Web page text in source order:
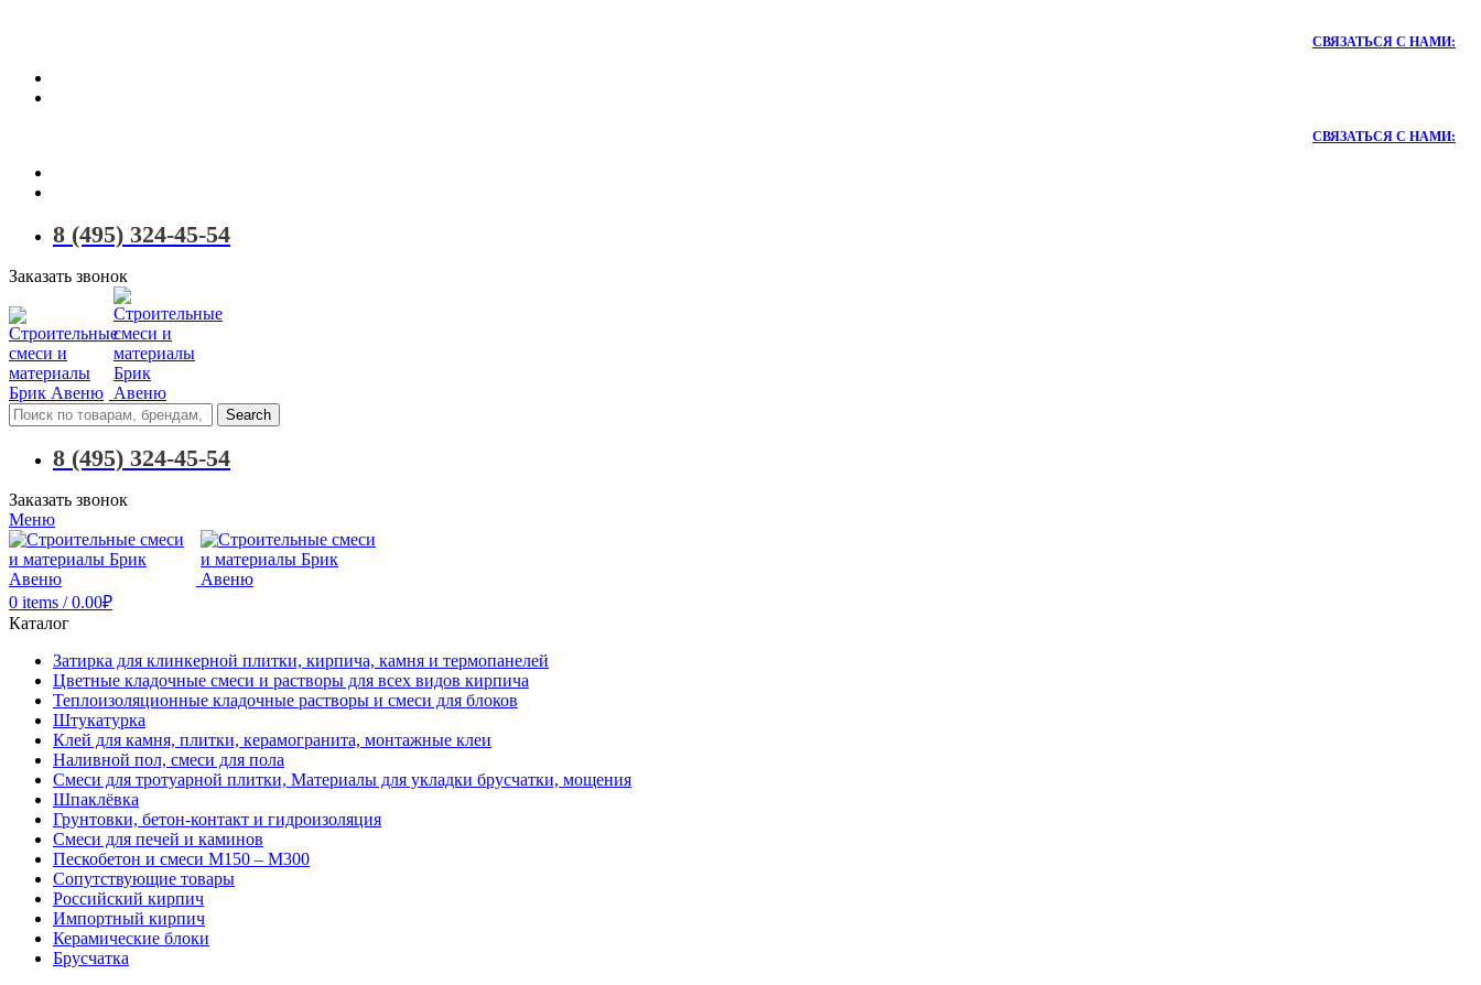
СВЯЗАТЬСЯ С НАМИ:
СВЯЗАТЬСЯ С НАМИ:
8 (495) 324-45-54
Заказать звонок
Search
8 (495) 324-45-54
Заказать звонок
Меню
0 items / 0.00₽
Каталог
Затирка для клинкерной плитки, кирпича, камня и термопанелей
Цветные кладочные смеси и растворы для всех видов кирпича
Теплоизоляционные кладочные растворы и смеси для блоков
Штукатурка
Клей для камня, плитки, керамогранита, монтажные клеи
Наливной пол, смеси для пола
Смеси для тротуарной плитки, Материалы для укладки брусчатки, мощения
Шпаклёвка
Грунтовки, бетон-контакт и гидроизоляция
Смеси для печей и каминов
Пескобетон и смеси М150 – М300
Сопутствующие товары
Российский кирпич
Импортный кирпич
Керамические блоки
Брусчатка